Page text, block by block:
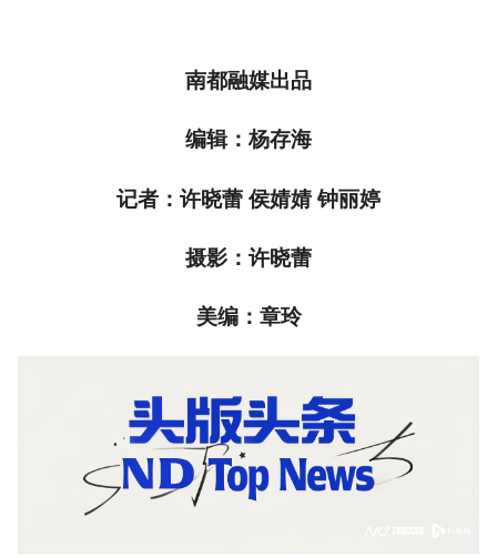
南都融媒出品
编辑：杨存海
记者：许晓蕾 侯婧婧 钟丽婷
摄影：许晓蕾
美编：章玲